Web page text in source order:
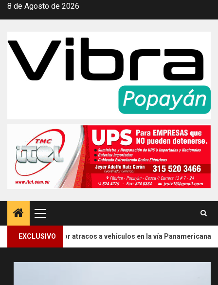
Saltar
8 de Agosto de 2026
Menú
principal
EXCLUSIVO
atracos a vehículos en la vía Panamericana. 2